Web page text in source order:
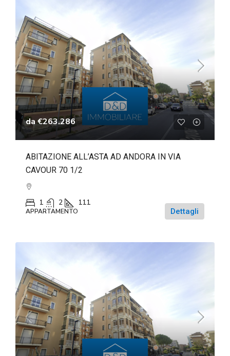
da €263.286
ABITAZIONE ALL’ASTA AD ANDORA IN VIA
CAVOUR 70 1/2
1 2 111
APPARTAMENTO Dettagli